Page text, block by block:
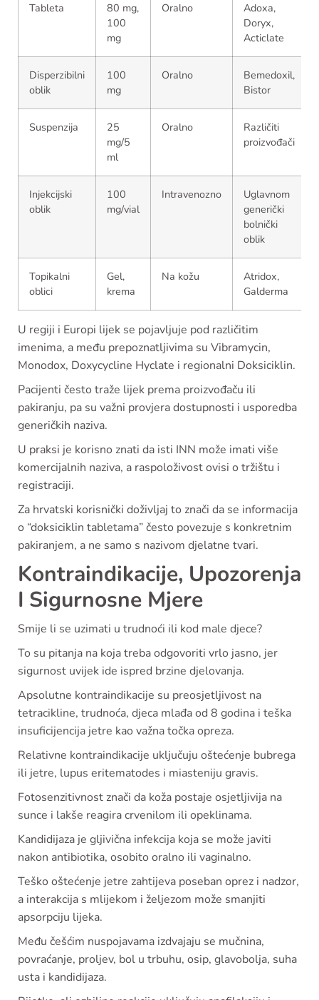
Tableta
80 mg,
100
mg
Oralno
Adoxa,
Doryx,
Acticlate
Disperzibilni
oblik
100
mg
Oralno
Bemedoxil,
Bistor
Suspenzija
25
mg/5
ml
Oralno
Različiti
proizvođači
Injekcijski
oblik
100
mg/vial
Intravenozno
Uglavnom
generički
bolnički
oblik
Topikalni
oblici
Gel,
krema
Na kožu
Atridox,
Galderma
U regiji i Europi lijek se pojavljuje pod različitim
imenima, a među prepoznatljivima su Vibramycin,
Monodox, Doxycycline Hyclate i regionalni Doksiciklin.
Pacijenti često traže lijek prema proizvođaču ili
pakiranju, pa su važni provjera dostupnosti i usporedba
generičkih naziva.
U praksi je korisno znati da isti INN može imati više
komercijalnih naziva, a raspoloživost ovisi o tržištu i
registraciji.
Za hrvatski korisnički doživljaj to znači da se informacija
o “doksiciklin tabletama” često povezuje s konkretnim
pakiranjem, a ne samo s nazivom djelatne tvari.
Kontraindikacije, Upozorenja
I Sigurnosne Mjere
Smije li se uzimati u trudnoći ili kod male djece?
To su pitanja na koja treba odgovoriti vrlo jasno, jer
sigurnost uvijek ide ispred brzine djelovanja.
Apsolutne kontraindikacije su preosjetljivost na
tetracikline, trudnoća, djeca mlađa od 8 godina i teška
insuficijencija jetre kao važna točka opreza.
Relativne kontraindikacije uključuju oštećenje bubrega
ili jetre, lupus eritematodes i miasteniju gravis.
Fotosenzitivnost znači da koža postaje osjetljivija na
sunce i lakše reagira crvenilom ili opeklinama.
Kandidijaza je gljivična infekcija koja se može javiti
nakon antibiotika, osobito oralno ili vaginalno.
Teško oštećenje jetre zahtijeva poseban oprez i nadzor,
a interakcija s mlijekom i željezom može smanjiti
apsorpciju lijeka.
Među češćim nuspojavama izdvajaju se mučnina,
povraćanje, proljev, bol u trbuhu, osip, glavobolja, suha
usta i kandidijaza.